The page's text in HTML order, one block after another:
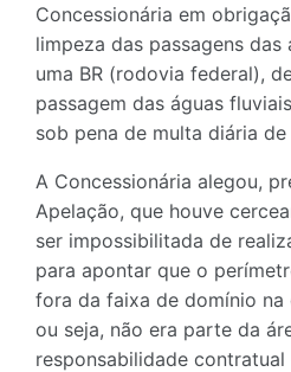
Concessionária em
limpeza das passagens
uma BR (rodovia federal),
passagem das águas
sob pena de multa diária de
A Concessionária alegou,
Apelação, que houve
ser impossibilitada de
para apontar que o
fora da faixa de domínio
ou seja, não era parte da
responsabilidade